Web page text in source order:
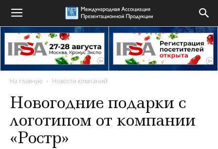
На главную Новости компаний
Новогодние подарки с
логотипом от компании
«Ростр»